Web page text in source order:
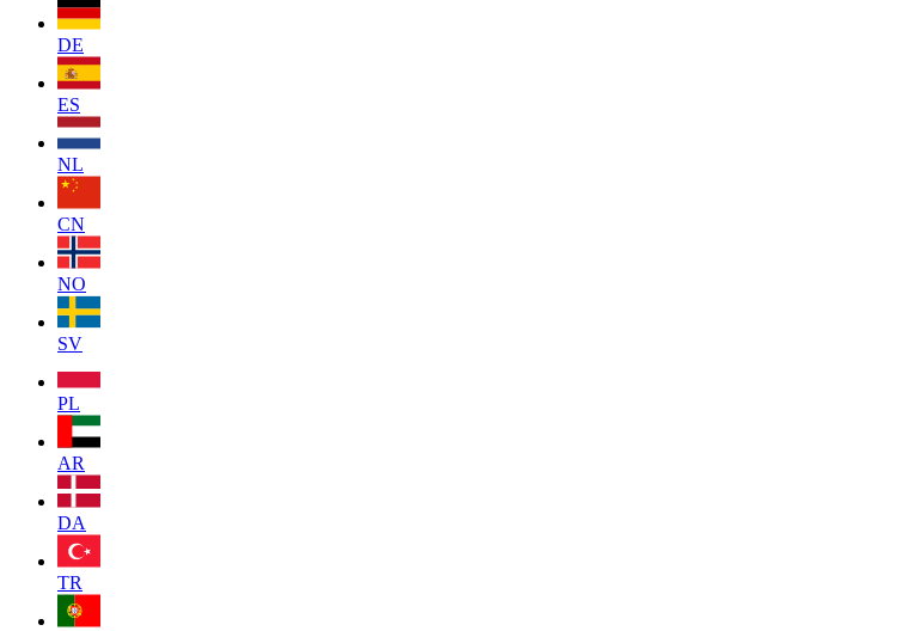
DE
ES
NL
CN
NO
SV
PL
AR
DA
TR